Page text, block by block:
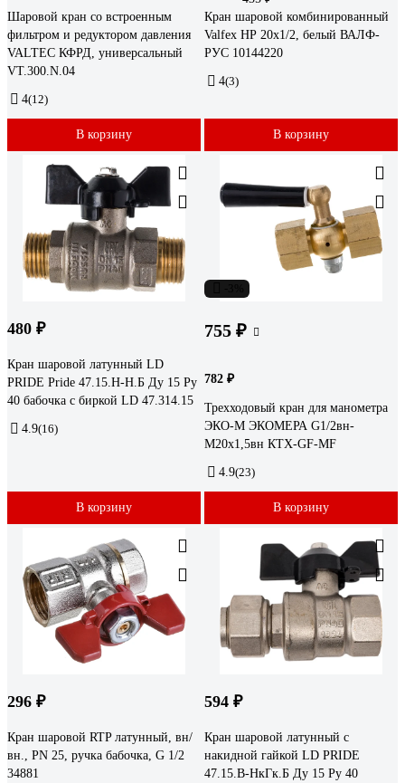
Шаровой кран со встроенным
фильтром и редуктором давления
VALTEC КФРД, универсальный
VT.300.N.04
4(12)
В корзину
Кран шаровой комбинированный
Valfex НР 20x1/2, белый ВАЛФ-
РУС 10144220
4(3)
В корзину
480 ₽
Кран шаровой латунный LD
PRIDE Pride 47.15.Н-Н.Б Ду 15 Ру
40 бабочка с биркой LD 47.314.15
4.9(16)
В корзину
755 ₽
782 ₽
Трехходовый кран для манометра
ЭКО-М ЭКОМЕРА G1/2вн-
М20x1,5вн КТХ-GF-MF
4.9(23)
В корзину
296 ₽
Кран шаровой RTP латунный, вн/
вн., PN 25, ручка бабочка, G 1/2
34881
594 ₽
Кран шаровой латунный с
накидной гайкой LD PRIDE
47.15.В-НкГк.Б Ду 15 Ру 40